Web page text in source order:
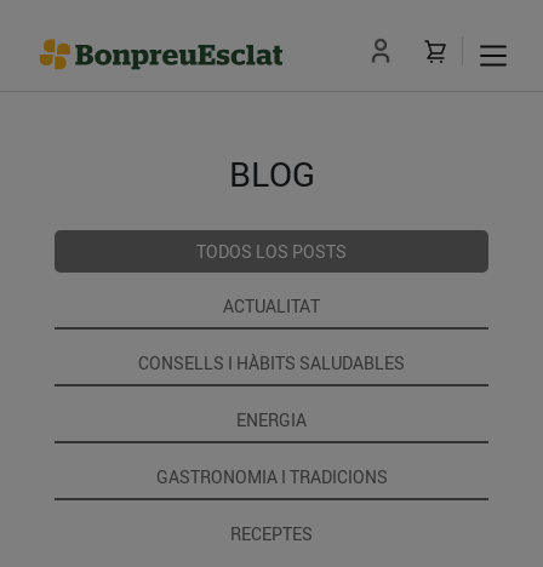
BLOG
TODOS LOS POSTS
ACTUALITAT
CONSELLS I HÀBITS SALUDABLES
ENERGIA
GASTRONOMIA I TRADICIONS
RECEPTES